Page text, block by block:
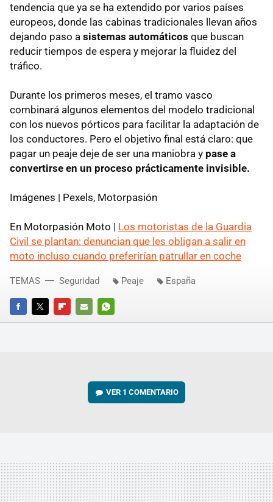
tendencia que ya se ha extendido por varios países
europeos, donde las cabinas tradicionales llevan años
dejando paso a sistemas automáticos que buscan
reducir tiempos de espera y mejorar la fluidez del
tráfico.
Durante los primeros meses, el tramo vasco
combinará algunos elementos del modelo tradicional
con los nuevos pórticos para facilitar la adaptación de
los conductores. Pero el objetivo final está claro: que
pagar un peaje deje de ser una maniobra y pase a
convertirse en un proceso prácticamente invisible.
Imágenes | Pexels, Motorpasión
En Motorpasión Moto | Los motoristas de la Guardia
Civil se plantan: denuncian que les obligan a salir en
moto incluso cuando preferirían patrullar en coche
FACEBOOKTWITTERFLIPBOARD
E-
WHATSAPP
TEMAS Seguridad Peaje España
VER 1 COMENTARIO